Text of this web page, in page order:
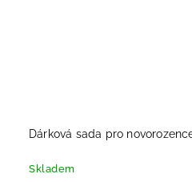
Dárková sada pro
Skladem